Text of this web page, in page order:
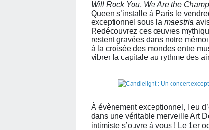
Will Rock You, We Are the
Queen s’installe à Paris le
exceptionnel sous la maestria
Redécouvrez ces œuvres
restent gravées dans notre
à la croisée des mondes entre
vibrer la capitale au rythme des
À évènement exceptionnel, lieu
dans une véritable merveille Art
intimiste s’ouvre à vous ! Le 1er